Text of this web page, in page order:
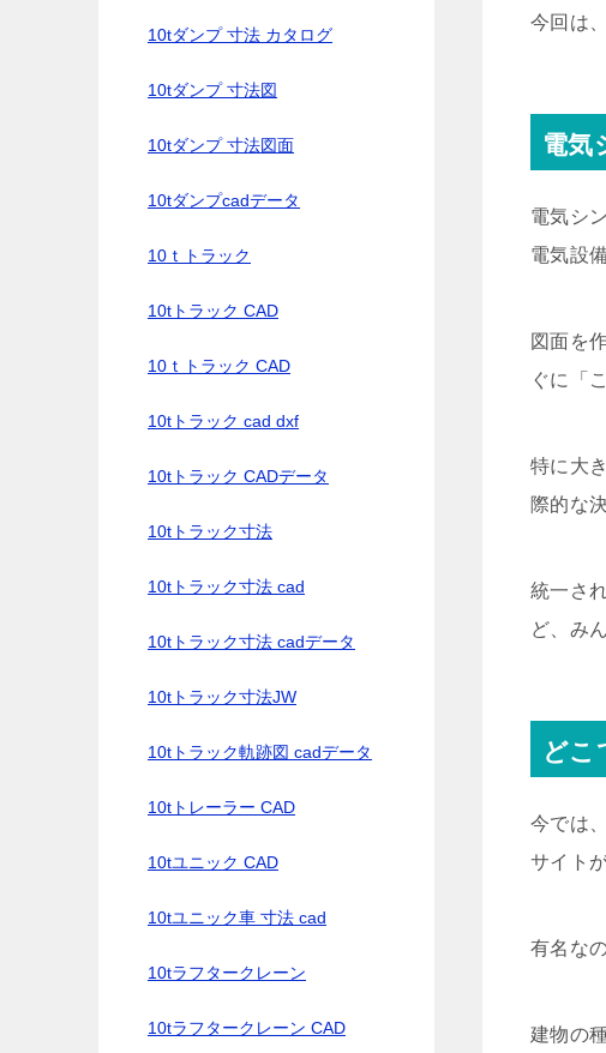
今回は
電気
電気シ
電気設
図面を
ぐに「
特に大
際的な
統一さ
ど、み
どこ
今では
サイト
有名な
建物の
10tダンプ 寸法 カタログ
10tダンプ 寸法図
10tダンプ 寸法図面
10tダンプcadデータ
10ｔトラック
10tトラック CAD
10ｔトラック CAD
10tトラック cad dxf
10tトラック CADデータ
10tトラック寸法
10tトラック寸法 cad
10tトラック寸法 cadデータ
10tトラック寸法JW
10tトラック軌跡図 cadデータ
10tトレーラー CAD
10tユニック CAD
10tユニック車 寸法 cad
10tラフタークレーン
10tラフタークレーン CAD